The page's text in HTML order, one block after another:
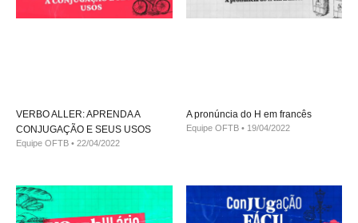
VERBO ALLER: APRENDA A
CONJUGAÇÃO E SEUS USOS
Equipe OFTB 22/04/2022
A pronúncia do H em francês
Equipe OFTB 19/04/2022